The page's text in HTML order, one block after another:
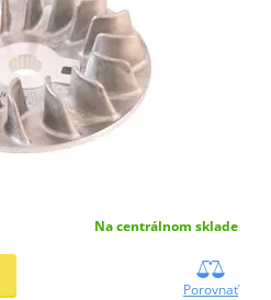
Na centrálnom sklade
Porovnať